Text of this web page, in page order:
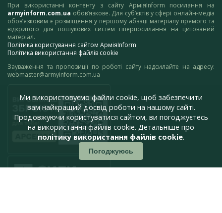
При використанні контенту з сайту АрміяInform посилання на
armyinform.com.ua обов’язкове. Для суб’єктів у сфері онлайн-медіа
обов’язковим є розміщення у першому абзаці матеріалу прямого та
відкритого для пошукових систем гіперпосилання на цитований
матеріал.
Політика користування сайтом АрміяInform
Політика використання файлів cookie
Зауваження та пропозиції по роботі сайту надсилайте на адресу:
webmaster@armyinform.com.ua
Ми використовуємо файли cookie, щоб забезпечити
вам найкращий досвід роботи на нашому сайті.
Продовжуючи користуватися сайтом, ви погоджуєтесь
на використання файлів cookie. Детальніше про
політику використання файлів cookie.
Погоджуюсь